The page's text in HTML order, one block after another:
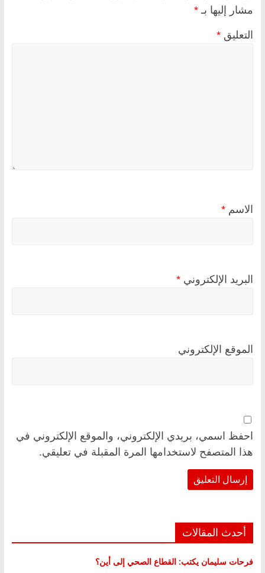
مشار إليها بـ *
التعليق *
الاسم *
البريد الإلكتروني *
الموقع الإلكتروني
احفظ اسمي، بريدي الإلكتروني، والموقع الإلكتروني في
هذا المتصفح لاستخدامها المرة المقبلة في تعليقي.
أحدث المقالات
فرحات سليمان يكتب: القطاع الصحي إلى أين؟